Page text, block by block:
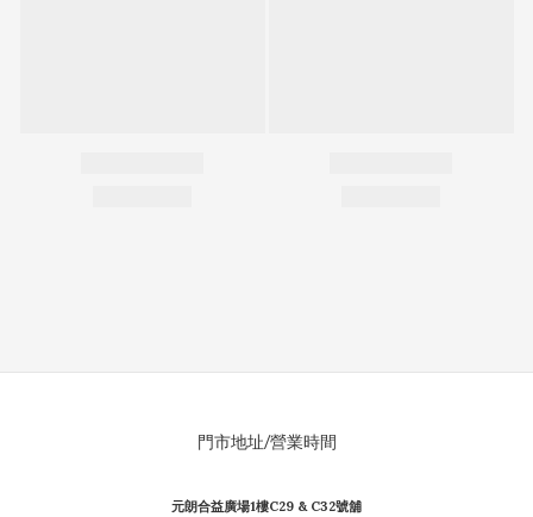
門市地址/營業時間
元朗合益廣場1樓C29 & C32號舖